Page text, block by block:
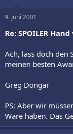
9. Juni 2001
Re: SPOILER
Ach, lass doch den
meinen besten
Greg Dongar
PS: Aber wir
Ware haben. Das